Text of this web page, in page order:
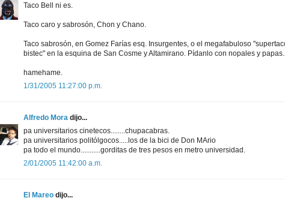
Taco Bell ni es.
Taco caro y sabrosón, Chon y Chano.
Taco sabrosón, en Gomez Farías esq. Insurgentes, o el megafabuloso
bistec" en la esquina de San Cosme y Altamirano. Pídanlo con nopales y
hamehame.
1/31/2005 11:27:00 p.m.
Alfredo Mora dijo...
pa universitarios cinetecos........chupacabras.
pa universitarios politólgocos.....los de la bici de Don MArio
pa todo el mundo...........gorditas de tres pesos en metro universidad.
2/01/2005 11:42:00 a.m.
El Mareo dijo...